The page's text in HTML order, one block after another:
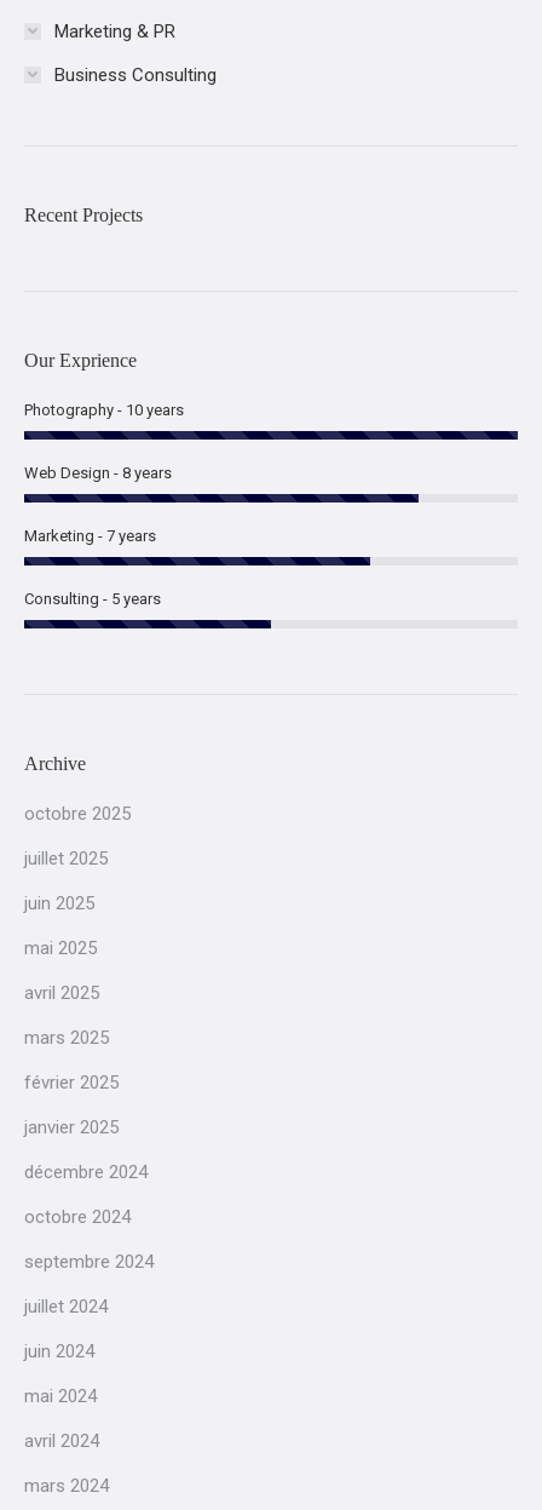
Marketing & PR
Business Consulting
Recent Projects
Our Exprience
Photography - 10 years
Web Design - 8 years
Marketing - 7 years
Consulting - 5 years
Archive
octobre 2025
juillet 2025
juin 2025
mai 2025
avril 2025
mars 2025
février 2025
janvier 2025
décembre 2024
octobre 2024
septembre 2024
juillet 2024
juin 2024
mai 2024
avril 2024
mars 2024